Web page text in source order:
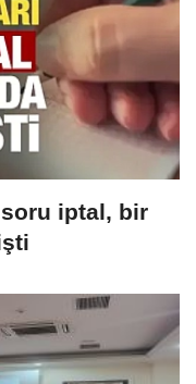
iptal, bir